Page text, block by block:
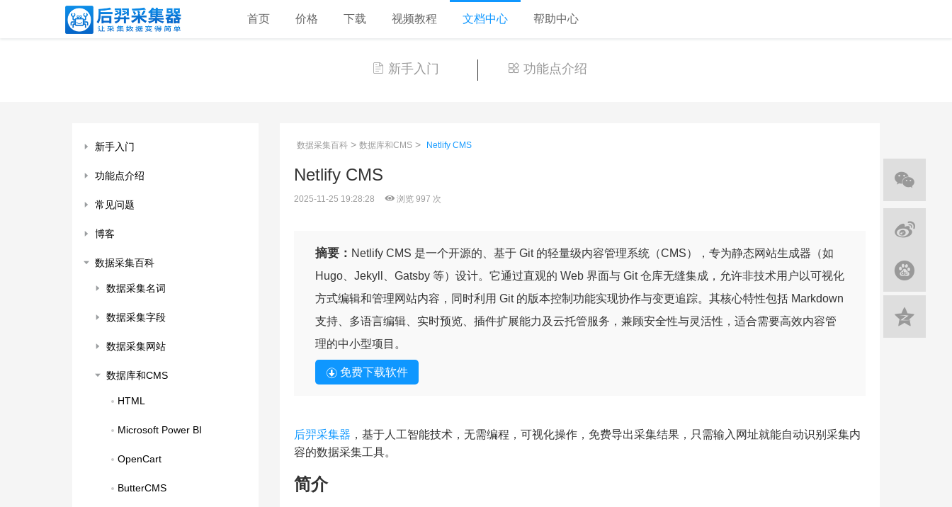
首页 价格 下载 视频教程 文档中心 帮助中心
新手入门 功能点介绍
新手入门
功能点介绍
常见问题
博客
数据采集百科
数据采集名词
数据采集字段
数据采集网站
数据库和CMS
HTML
Microsoft Power BI
OpenCart
ButterCMS
数据采集百科 > 数据库和CMS > Netlify CMS
Netlify CMS
2025-11-25 19:28:28 浏览 997 次
摘要： Netlify CMS 是一个开源的、基于 Git 的轻量级内容管理系统（CMS），专为静态网站生成器（如
Hugo、Jekyll、Gatsby 等）设计。它通过直观的 Web 界面与 Git 仓库无缝集成，允许非技术用户以可视化
方式编辑和管理网站内容，同时利用 Git 的版本控制功能实现协作与变更追踪。其核心特性包括 Markdown
支持、多语言编辑、实时预览、插件扩展能力及云托管服务，兼顾安全性与灵活性，适合需要高效内容管
理的中小型项目。
免费下载软件
后羿采集器 ，基于人工智能技术，无需编程，可视化操作，免费导出采集结果，只需输入网址就能自动识别采集内
容的数据采集工具。
简介